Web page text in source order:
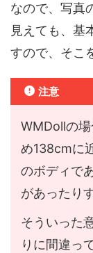
なので、写真
見えても、基
すので、そこ
注意
WMDollの
め138cmに
のボディで
があったり
そういった
りに間違っ